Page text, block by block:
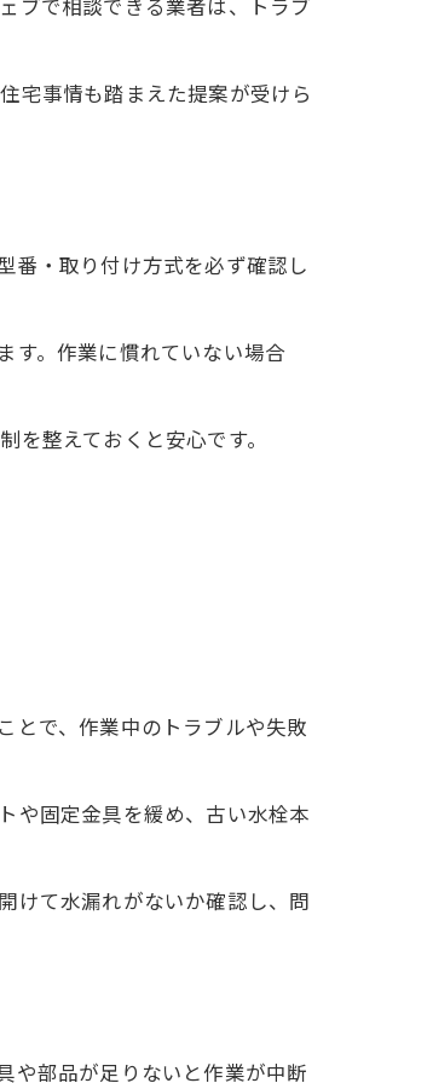
ブで相談できる業者は、トラブ
宅事情も踏まえた提案が受けら
番・取り付け方式を必ず確認し
す。作業に慣れていない場合
整えておくと安心です。
とで、作業中のトラブルや失敗
や固定金具を緩め、古い水栓本
けて水漏れがないか確認し、問
や部品が足りないと作業が中断